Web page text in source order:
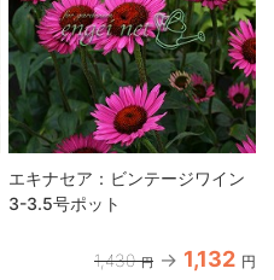
エキナセア：ビンテージワイン
3-3.5号ポット
1,430 円 1,132 円